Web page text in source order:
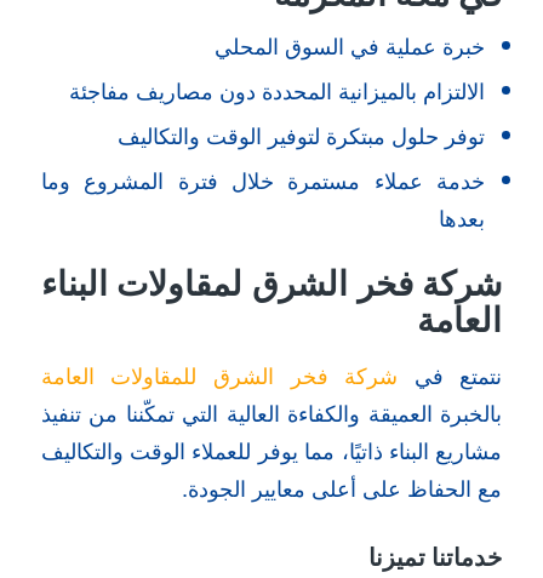
خبرة عملية في السوق المحلي
الالتزام بالميزانية المحددة دون مصاريف مفاجئة
توفر حلول مبتكرة لتوفير الوقت والتكاليف
خدمة عملاء مستمرة خلال فترة المشروع وما
بعدها
شركة فخر الشرق لمقاولات البناء
العامة
نتمتع في شركة فخر الشرق للمقاولات العامة
بالخبرة العميقة والكفاءة العالية التي تمكّننا من تنفيذ
مشاريع البناء ذاتيًا، مما يوفر للعملاء الوقت والتكاليف
مع الحفاظ على أعلى معايير الجودة.
خدماتنا تميزنا